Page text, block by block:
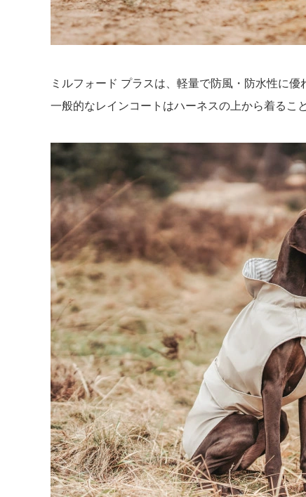
ミルフォード プラスは、軽量で防風・防水性に優
一般的なレインコートはハーネスの上から着るこ